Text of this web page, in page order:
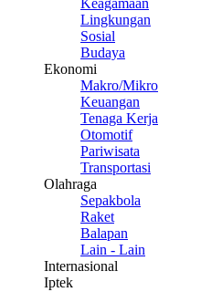
Keagamaan
Lingkungan
Sosial
Budaya
Ekonomi
Makro/Mikro
Keuangan
Tenaga Kerja
Otomotif
Pariwisata
Transportasi
Olahraga
Sepakbola
Raket
Balapan
Lain - Lain
Internasional
Iptek